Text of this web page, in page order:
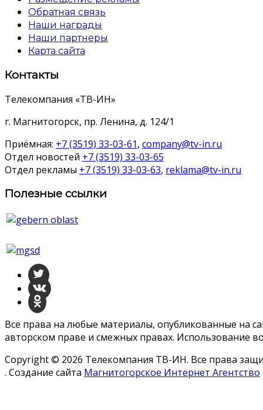
Обратная связь
Наши награды
Наши партнеры
Карта сайта
Контакты
Телекомпания «ТВ-ИН»
г. Магнитогорск, пр. Ленина, д. 124/1
Приёмная: +7 (3519) 33-03-61, company@tv-in.ru
Отдел новостей +7 (3519) 33-03-65
Отдел рекламы +7 (3519) 33-03-63, reklama@tv-in.ru
Полезные ссылки
Все права на любые материалы, опубликованные на
авторском праве и смежных правах. Использование
Copyright © 2026 Телекомпания ТВ-ИН. Все права
. Создание сайта Магнитогорское Интернет Агентство